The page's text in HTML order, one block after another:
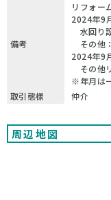
備考
リフォー
2024年9
水回り
その他
2024年9
その他
※年月は
取引態様
仲介
周辺地図